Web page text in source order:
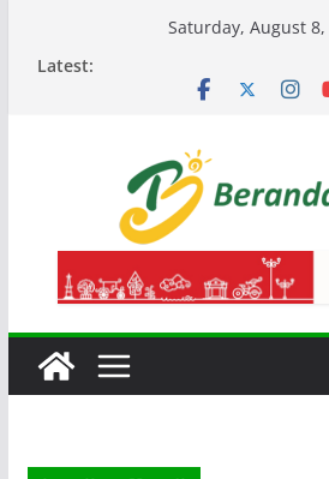
Saturday, August 8,
Latest: